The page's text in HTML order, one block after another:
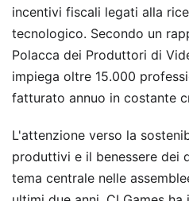
incentivi fiscali legati alla
tecnologico. Secondo un
Polacca dei Produttori di
impiega oltre 15.000
fatturato annuo in costante
L'attenzione verso la
produttivi e il benessere dei
tema centrale nelle